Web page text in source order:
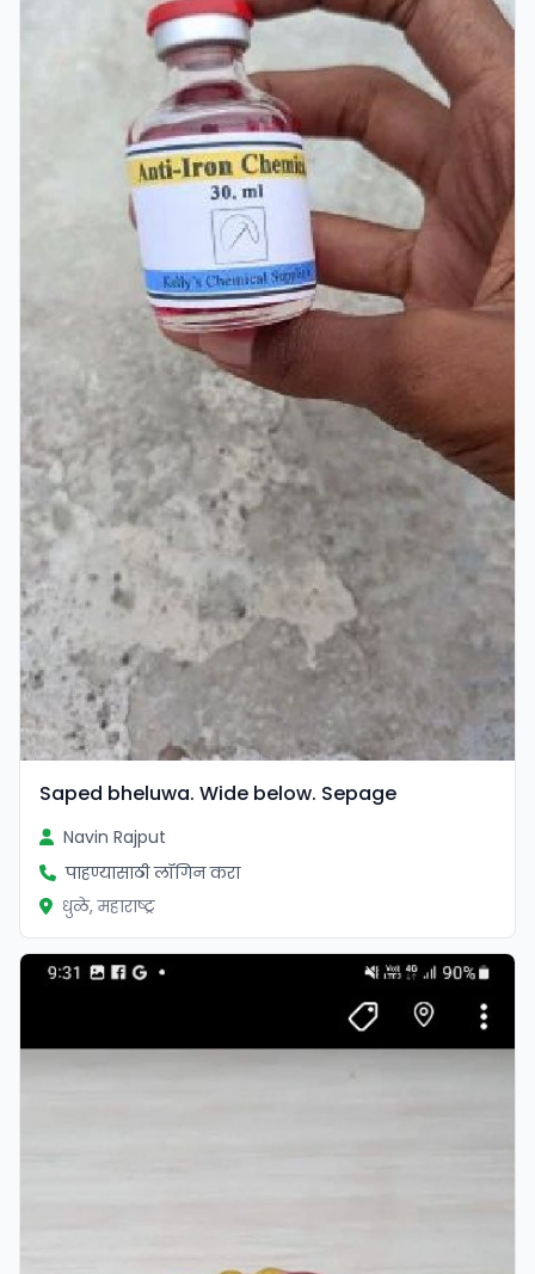
Saped bheluwa. Wide below. Sepage
Navin Rajput
पाहण्यासाठी लॉगिन करा
धुळे, महाराष्ट्र